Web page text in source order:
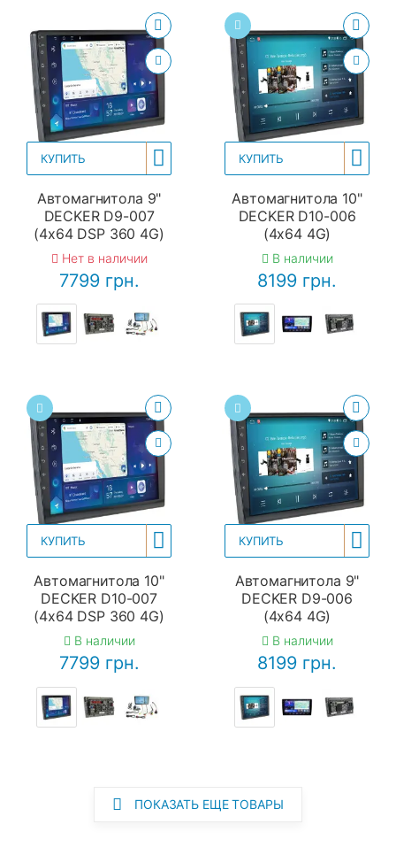
КУПИТЬ
Автомагнитола 9"
DECKER D9-007
(4x64 DSP 360 4G)
Нет в наличии
7799 грн.
КУПИТЬ
Автомагнитола 10"
DECKER D10-006
(4x64 4G)
В наличии
8199 грн.
КУПИТЬ
Автомагнитола 10"
DECKER D10-007
(4x64 DSP 360 4G)
В наличии
7799 грн.
КУПИТЬ
Автомагнитола 9"
DECKER D9-006
(4x64 4G)
В наличии
8199 грн.
ПОКАЗАТЬ ЕЩЕ ТОВАРЫ